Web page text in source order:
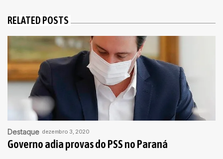
RELATED POSTS
Destaque dezembro 3, 2020
Governo adia provas do PSS no Paraná